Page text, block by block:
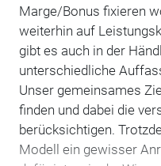
Marge/Bonus fixieren
weiterhin auf
gibt es auch in der
unterschiedliche
Unser gemeinsames
finden und dabei die
berücksichtigen.
Modell ein gewisser